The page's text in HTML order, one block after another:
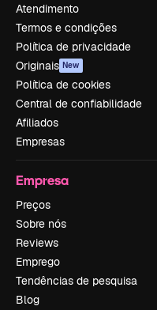
Atendimento
Termos e condições
Política de privacidade
Originais New
Política de cookies
Central de confiabilidade
Afiliados
Empresas
Empresa
Preços
Sobre nós
Reviews
Emprego
Tendências de pesquisa
Blog